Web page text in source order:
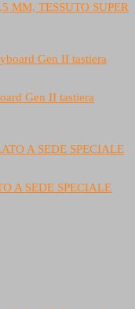
MM, TESSUTO SUPER
Gen II tastiera
A SEDE SPECIALE